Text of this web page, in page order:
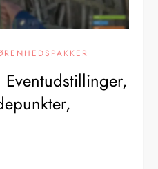
Eventudstillinger,